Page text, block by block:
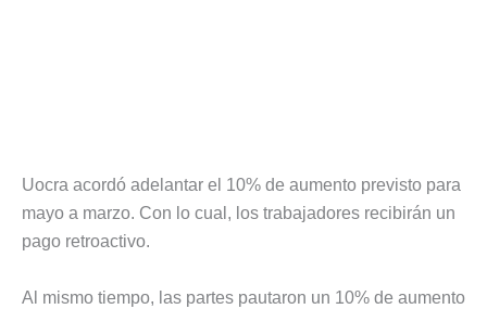
Uocra acordó adelantar el 10% de aumento previsto para
mayo a marzo. Con lo cual, los trabajadores recibirán un
pago retroactivo.
Al mismo tiempo, las partes pautaron un 10% de aumento